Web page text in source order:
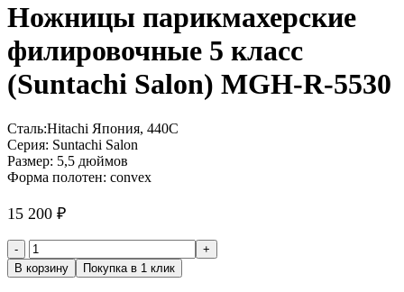
Ножницы парикмахерские
филировочные 5 класс
(Suntachi Salon) MGH-R-5530
Сталь:Hitachi Япония, 440C
Серия: Suntachi Salon
Размер: 5,5 дюймов
Форма полотен: convex
15 200 ₽
Количество
товара
Ножницы
В корзину Покупка в 1 клик